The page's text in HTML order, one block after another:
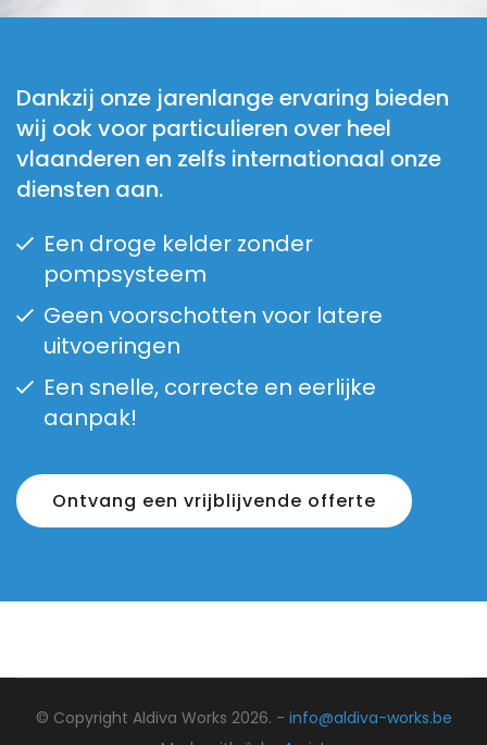
Dankzij onze jarenlange ervaring bieden
wij ook voor particulieren over heel
vlaanderen en zelfs internationaal onze
diensten aan.
Een droge kelder zonder
pompsysteem
Geen voorschotten voor latere
uitvoeringen
Een snelle, correcte en eerlijke
aanpak!
Ontvang een vrijblijvende offerte
© Copyright Aldiva Works 2026. - info@aldiva-works.be